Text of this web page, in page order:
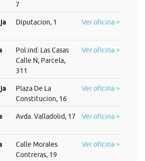
7
Diputacion, 1 Ver oficina >
Pol.ind. Las Casas
Calle N, Parcela,
311
Ver oficina >
Plaza De La
Constitucion, 16
Ver oficina >
Avda. Valladolid, 17 Ver oficina >
Calle Morales
Contreras, 19
Ver oficina >